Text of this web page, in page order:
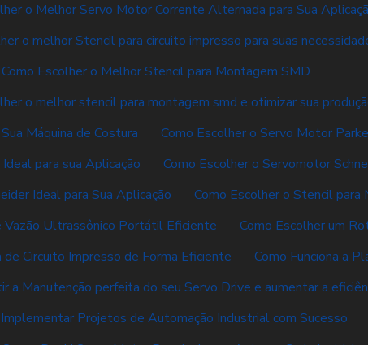
o Melhor Servo Motor Corrente Alternada para Sua
o melhor Stencil para circuito impresso para suas
Como Escolher o Melhor Stencil para Montagem SMD
o melhor stencil para montagem smd e otimizar sua
Máquina de Costura
Como Escolher o Servo Motor
para sua Aplicação
Como Escolher o Servomotor
Ideal para Sua Aplicação
Como Escolher o Stencil
Vazão Ultrassônico Portátil Eficiente
Como Escolher um
Circuito Impresso de Forma Eficiente
Como Funciona a
a Manutenção perfeita do seu Servo Drive e aumentar a
Projetos de Automação Industrial com Sucesso